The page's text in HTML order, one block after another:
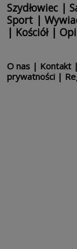
Szydłowiec|
Sport|
| Kościół|
O nas| Kontakt|
prywatności|